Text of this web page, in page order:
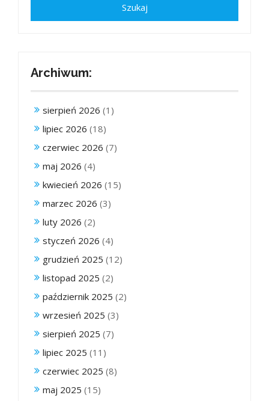
Archiwum:
sierpień 2026 (1)
lipiec 2026 (18)
czerwiec 2026 (7)
maj 2026 (4)
kwiecień 2026 (15)
marzec 2026 (3)
luty 2026 (2)
styczeń 2026 (4)
grudzień 2025 (12)
listopad 2025 (2)
październik 2025 (2)
wrzesień 2025 (3)
sierpień 2025 (7)
lipiec 2025 (11)
czerwiec 2025 (8)
maj 2025 (15)